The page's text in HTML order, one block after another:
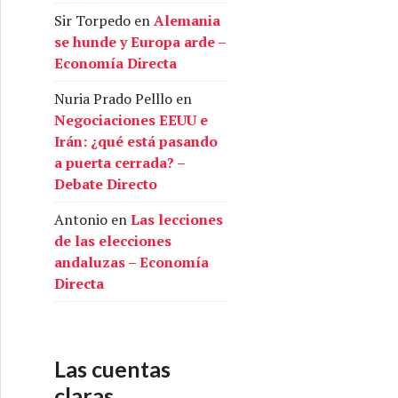
Sir Torpedo enAlemania
se hunde y Europa arde –
Economía Directa
Nuria Prado Pelllo en
Negociaciones EEUU e
Irán: ¿qué está pasando
a puerta cerrada? –
Debate Directo
Antonio enLas lecciones
de las elecciones
andaluzas – Economía
Directa
Las cuentas